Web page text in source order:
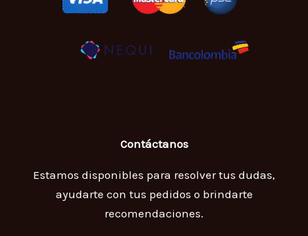
Contáctanos
Estamos disponibles para resolver tus dudas,
ayudarte con tus pedidos o brindarte
recomendaciones.